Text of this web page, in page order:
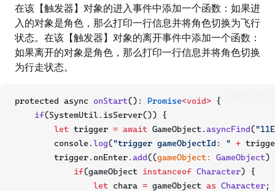
在该【触发器】对象的进入事件中添加一个函数：如果进
入的对象是角色，那么打印一行信息并将角色切换为飞行
状态。在该【触发器】对象的离开事件中添加一个函数：
如果离开的对象是角色，那么打印一行信息并将角色切换
为行走状态。
protected async onStart(): Promise<void> {
if(SystemUtil.isServer()) {
let trigger = await GameObject.asyncFind(
        console.
log("trigger gameObjectId: " +
        trigger.onEnter.
add((gameObject : GameObject)
if(gameObject instanceof Character) {
let chara = gameObject as Character;